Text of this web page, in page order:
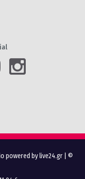
powered by live24.gr | ©